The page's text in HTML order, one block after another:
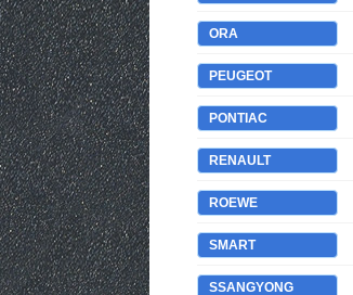
ORA
PEUGEOT
PONTIAC
RENAULT
ROEWE
SMART
SSANGYONG